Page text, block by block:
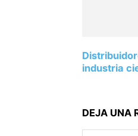
industria
DEJA UNA